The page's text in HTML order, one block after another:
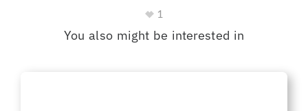
1
You also might be interested in